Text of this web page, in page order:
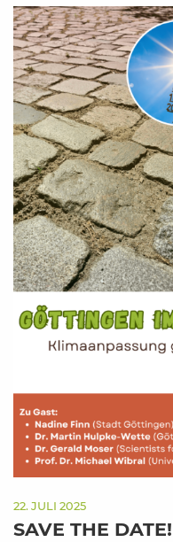
22. JULI 2025
SAVE THE